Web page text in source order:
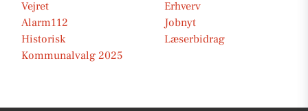
Vejret
Erhverv
Alarm112
Jobnyt
Historisk
Læserbidrag
Kommunalvalg 2025